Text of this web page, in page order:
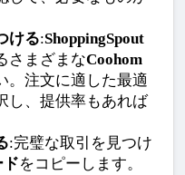
ける:ShoppingSpout
さまざまなCoohom
。注文に適した最適
し、提供率もあれば
:完璧な取引を見つけ
ドをコピーします。